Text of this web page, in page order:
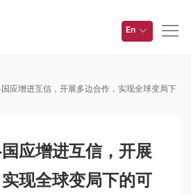
En
应增进互信，开展多边合作，实现全球变局下
应增进互信，开展
现全球变局下的可